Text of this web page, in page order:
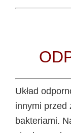
Układ
innymi przed
bakteriami.